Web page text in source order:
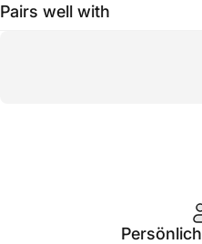
Pairs well with